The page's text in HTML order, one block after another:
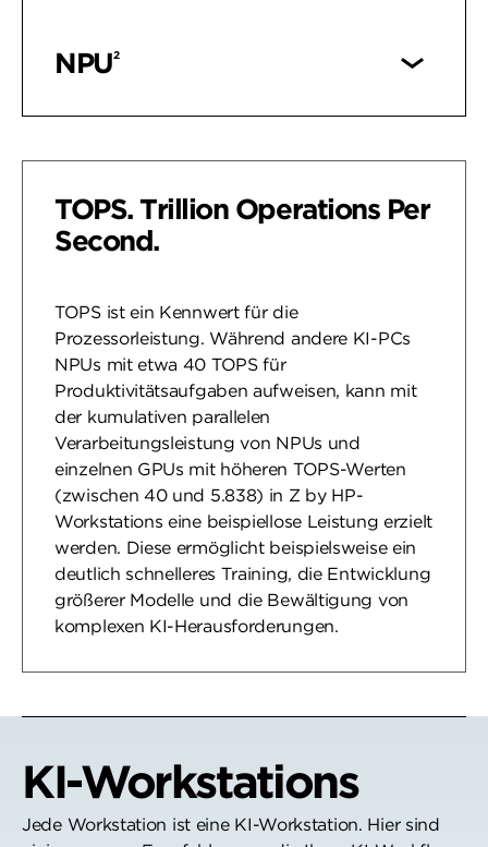
NPU2
TOPS. Trillion Operations Per
Second.
TOPS ist ein Kennwert für die
Prozessorleistung. Während andere KI-PCs
NPUs mit etwa 40 TOPS für
Produktivitätsaufgaben aufweisen, kann mit
der kumulativen parallelen
Verarbeitungsleistung von NPUs und
einzelnen GPUs mit höheren TOPS-Werten
(zwischen 40 und 5.838) in Z by HP-
Workstations eine beispiellose Leistung erzielt
werden. Diese ermöglicht beispielsweise ein
deutlich schnelleres Training, die Entwicklung
größerer Modelle und die Bewältigung von
komplexen KI-Herausforderungen.
KI-Workstations
Jede Workstation ist eine KI-Workstation. Hier sind